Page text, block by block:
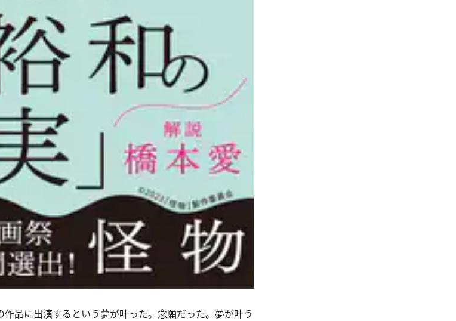
品に出演するという夢が叶った。念願だった。夢が叶う